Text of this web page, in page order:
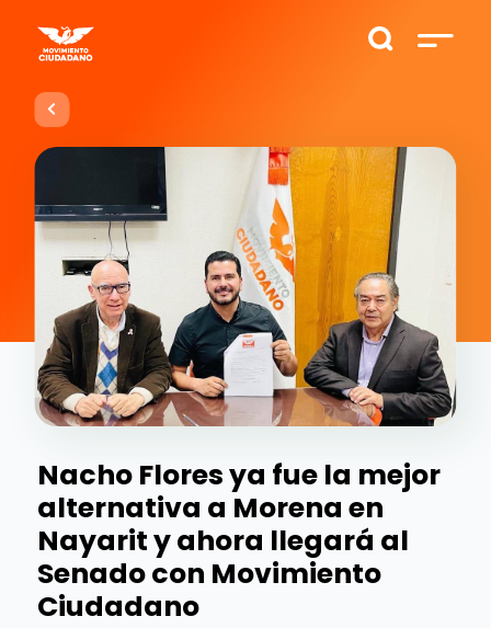
Nacho Flores ya fue la mejor
alternativa a Morena en
Nayarit y ahora llegará al
Senado con Movimiento
Ciudadano